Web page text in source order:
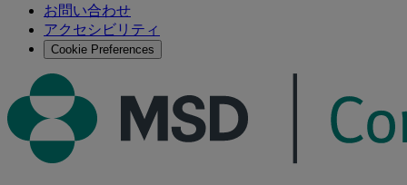
お問い合わせ
アクセシビリティ
Cookie Preferences